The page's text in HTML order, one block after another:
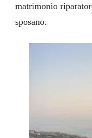
matrimonio
sposano.